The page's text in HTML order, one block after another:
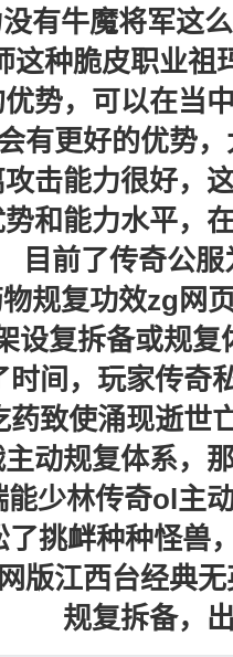
有牛魔将军这
这种脆皮职业祖
势，可以在当
有更好的优势
击能力很好，
和能力水平，
目前了传奇公
规复功效zg网
设复拆备或规
时间，玩家传奇
药致使涌现逝世
动规复体系，
少林传奇ol主
了挑衅种种怪兽
版江西台经典
规复拆备，